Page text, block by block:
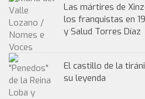
Las mártires de
los franquistas en
y Salud Torres Díaz
El castillo de la
su leyenda